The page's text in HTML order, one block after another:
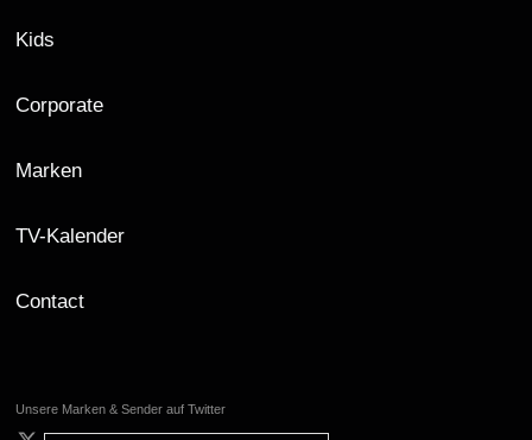
Kids
Corporate
Marken
TV-Kalender
Contact
Unsere Marken & Sender auf Twitter